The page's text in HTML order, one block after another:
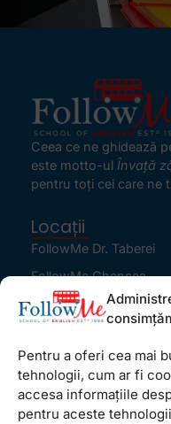
Pentru a oferi cea mai
tehnologii, cum ar fi
accesa informațiile
pentru aceste
Ceea ce ne ghidează
este motto-ul Învaţă
pentru toţi cei care ne
Locații
FollowMe Dr. Taberei
FollowMe Ghencea
FollowMe Titan
Informații Utile
Regulament FollowMe
Structură an școlar